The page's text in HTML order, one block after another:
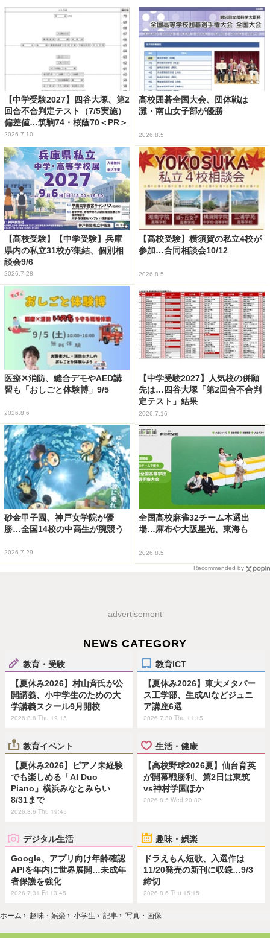
【中学受験2027】四谷大塚、第2
回合不合判定テスト（7/5実施）
偏差値…筑駒74・桜蔭70＜PR＞
2026.7.10
高校囲碁全国大会、団体戦は
灘・南山女子部が優勝
2026.8.5
【高校受験】【中学受験】兵庫
県内の私立31校が集結、個別相
談会9/6
2026.7.28
【高校受験】横須賀の私立4校が
参加…合同相談会10/12
2026.8.5
医療✕消防、縫合デモやAED講
習も「おしごと体験博」9/5
2026.8.6
【中学受験2027】人気校の併願
先は…四谷大塚「第2回合不合判
定テスト」結果
2026.7.16
砂金甲子園、神戸女学院が優
勝…全国14校の中高生が腕競う
2026.7.29
全国高校麻雀32チーム本選出
場…麻布や大阪星光、東海も
2026.8.5
Recommended by
advertisement
NEWS CATEGORY
教育・受験
【夏休み2026】村山斉氏が公
開講義、小中学生のための大
学講義スクール9月開校
2026.8.6 Thu 19:15
教育ICT
【夏休み2026】東大メタバー
ス工学部、生成AIなどジュニ
ア講座6選
2026.7.30 Thu 11:15
教育イベント
【夏休み2026】ピアノ未経験
でも楽しめる「AI Duo
Piano」横浜みなとみらい
8/31まで
2026.8.6 Thu 19:45
生活・健康
【高校野球2026夏】仙台育英
が開幕戦勝利、第2日は東筑
vs神村学園ほか
2026.8.5 Wed 20:32
デジタル生活
Google、アプリ向け年齢確認
APIを年内に世界展開…未成年
者保護を強化
2026.7.31 Fri 13:45
趣味・娯楽
ドラえもん短歌、入選作は
11/20発売の新刊に収録…9/3
締切
2026.8.6 Thu 15:15
ホーム › 趣味・娯楽 › 小学生 › 記事 › 写真・画像